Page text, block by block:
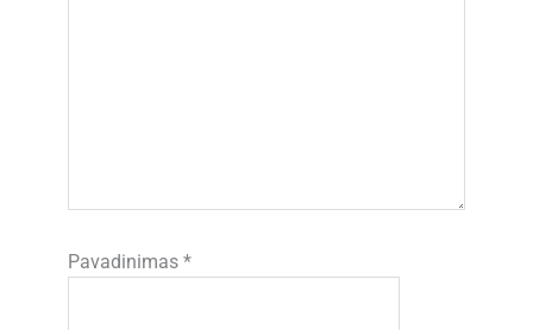
Pavadinimas*